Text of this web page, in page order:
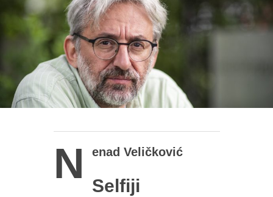
N enad Veličković
Selfiji